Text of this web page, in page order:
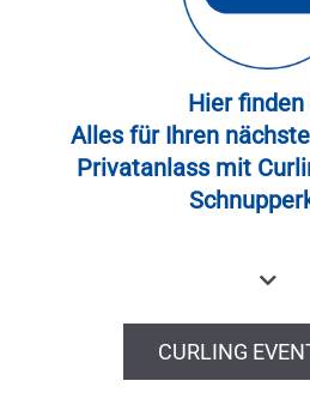
Hier finden
Alles für Ihren
Privatanlass mit
Besuchen Sie
CURLING